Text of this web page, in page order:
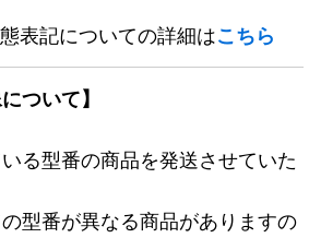
表記についての詳細はこちら
ついて】
る型番の商品を発送させていた
型番が異なる商品がありますの